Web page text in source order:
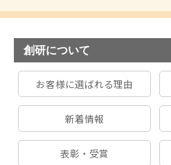
創研について
お客様に選ばれる理由
新着情報
表彰・受賞